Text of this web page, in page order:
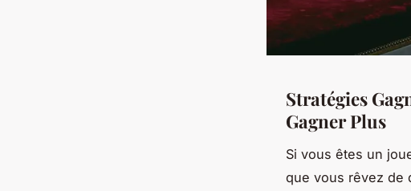
Stratégies
Gagner Plus
Si vous êtes un
que vous rêvez de